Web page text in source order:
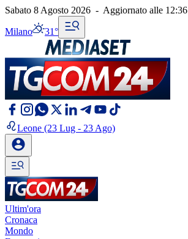
Sabato 8 Agosto 2026 - Aggiornato alle 12:36
Milano 31°
Leone (23 Lug - 23 Ago)
Ultim'ora
Cronaca
Mondo